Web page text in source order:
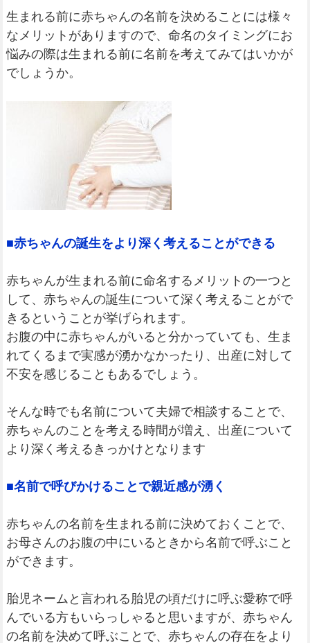
生まれる前に赤ちゃんの名前を決めることには様々
なメリットがありますので、命名のタイミングにお
悩みの際は生まれる前に名前を考えてみてはいかが
でしょうか。
■赤ちゃんの誕生をより深く考えることができる
赤ちゃんが生まれる前に命名するメリットの一つと
して、赤ちゃんの誕生について深く考えることがで
きるということが挙げられます。
お腹の中に赤ちゃんがいると分かっていても、生ま
れてくるまで実感が湧かなかったり、出産に対して
不安を感じることもあるでしょう。
そんな時でも名前について夫婦で相談することで、
赤ちゃんのことを考える時間が増え、出産について
より深く考えるきっかけとなります
■名前で呼びかけることで親近感が湧く
赤ちゃんの名前を生まれる前に決めておくことで、
お母さんのお腹の中にいるときから名前で呼ぶこと
ができます。
胎児ネームと言われる胎児の頃だけに呼ぶ愛称で呼
んでいる方もいらっしゃると思いますが、赤ちゃん
の名前を決めて呼ぶことで、赤ちゃんの存在をより